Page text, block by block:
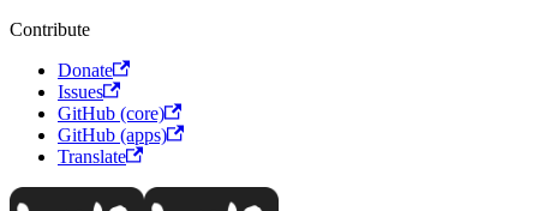
Contribute
Donate
Issues
GitHub (core)
GitHub (apps)
Translate